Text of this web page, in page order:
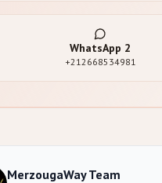
WhatsApp 2
+212668534981
MerzougaWay Team